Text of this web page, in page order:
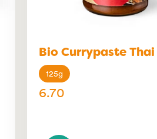
Bio Currypaste Thai
125g
6.70